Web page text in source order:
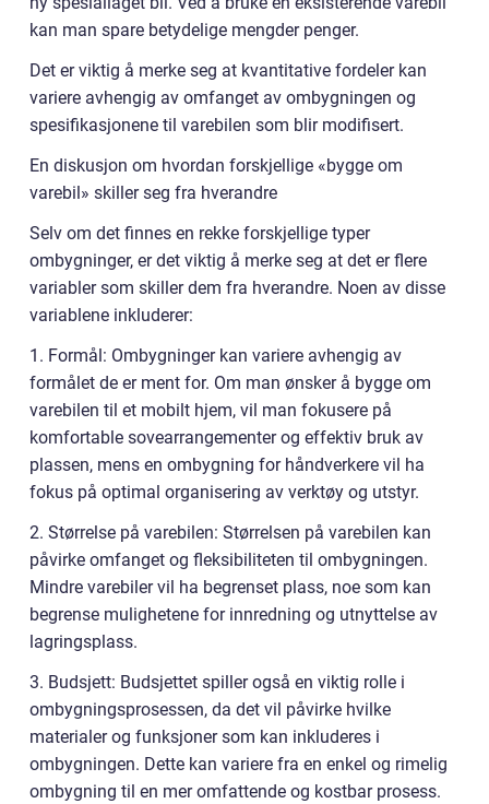
kan man spare betydelige mengder penger.
Det er viktig å merke seg at kvantitative fordeler kan
variere avhengig av omfanget av ombygningen og
spesifikasjonene til varebilen som blir modifisert.
En diskusjon om hvordan forskjellige «bygge om
varebil» skiller seg fra hverandre
Selv om det finnes en rekke forskjellige typer
ombygninger, er det viktig å merke seg at det er flere
variabler som skiller dem fra hverandre. Noen av disse
variablene inkluderer:
1. Formål: Ombygninger kan variere avhengig av
formålet de er ment for. Om man ønsker å bygge om
varebilen til et mobilt hjem, vil man fokusere på
komfortable sovearrangementer og effektiv bruk av
plassen, mens en ombygning for håndverkere vil ha
fokus på optimal organisering av verktøy og utstyr.
2. Størrelse på varebilen: Størrelsen på varebilen kan
påvirke omfanget og fleksibiliteten til ombygningen.
Mindre varebiler vil ha begrenset plass, noe som kan
begrense mulighetene for innredning og utnyttelse av
lagringsplass.
3. Budsjett: Budsjettet spiller også en viktig rolle i
ombygningsprosessen, da det vil påvirke hvilke
materialer og funksjoner som kan inkluderes i
ombygningen. Dette kan variere fra en enkel og rimelig
ombygning til en mer omfattende og kostbar prosess.